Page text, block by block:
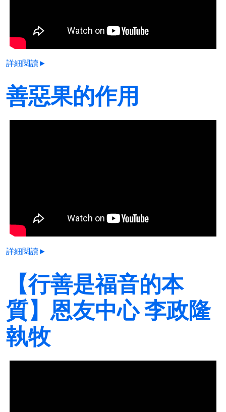
詳細閱讀►
善惡果的作用
詳細閱讀►
【行善是福音的本
質】恩友中心 李政隆
執牧